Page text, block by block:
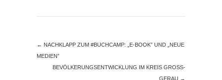
← NACHKLAPP ZUM #BUCHCAMP: „E-BOOK” UND „NEUE
MEDIEN”
BEVÖLKERUNGSENTWICKLUNG IM KREIS GROSS-G
ERAU →